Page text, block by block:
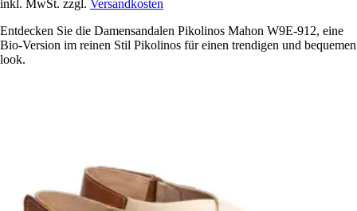
inkl. MwSt. zzgl. Versandkosten
Entdecken Sie die Damensandalen Pikolinos Mahon W9E-912, eine
Bio-Version im reinen Stil Pikolinos für einen trendigen und bequemen
look.